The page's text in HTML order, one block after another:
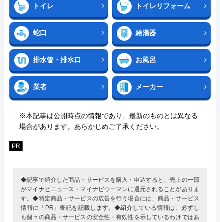
トイレ トイレリフォーム
蛇口 給湯器
排水管・排水口 お風呂
業者 メーカー
※本記事は公開時点の情報であり、最新のものとは異なる
場合があります。あらかじめご了承ください。
PR
◆記事で紹介した商品・サービスを購入・申込すると、売上の一部
がマイナビニュース・マイナビウーマンに還元されることがありま
す。◆特定商品・サービスの広告を行う場合には、商品・サービス
情報に「PR」表記を記載します。◆紹介している情報は、必ずし
も個々の商品・サービスの安全性・有効性を示しているわけではあ